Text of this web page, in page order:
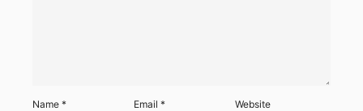
Name * Email* Website